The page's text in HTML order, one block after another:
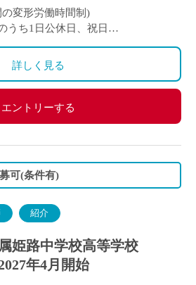
限50,000円)
の場合は上限27,000円)
の諸手当が条件に応じて支給あり
、雇用保険など
の変形労働時間制)
うち1日公休日、祝日
詳しく見る
エントリーする
可(条件有)
紹介
姫路中学校高等学校
年4月開始